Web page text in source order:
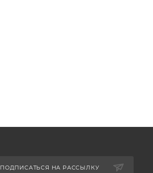
ПОДПИСАТЬСЯ НА РАССЫЛКУ